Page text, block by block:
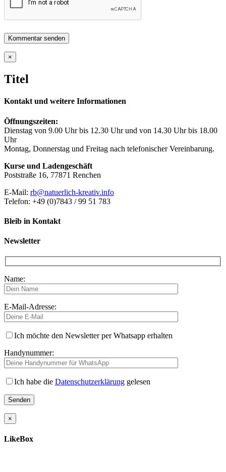
Close
product
view
×
Titel
Kontakt und weitere Informationen
Öffnungszeiten:
Dienstag von 9.00 Uhr bis 12.30 Uhr und von 14.30 Uhr bis 18.00
Uhr
Montag, Donnerstag und Freitag nach telefonischer Vereinbarung.
Kurse und Ladengeschäft
Poststraße 16, 77871 Renchen
E-Mail: rb@natuerlich-kreativ.info
Telefon: +49 (0)7843 / 99 51 783
Bleib in Kontakt
Newsletter
Name:
E-Mail-Adresse:
Ich möchte den Newsletter per Whatsapp erhalten
Handynummer:
Ich habe die Datenschutzerklärung gelesen
×
LikeBox